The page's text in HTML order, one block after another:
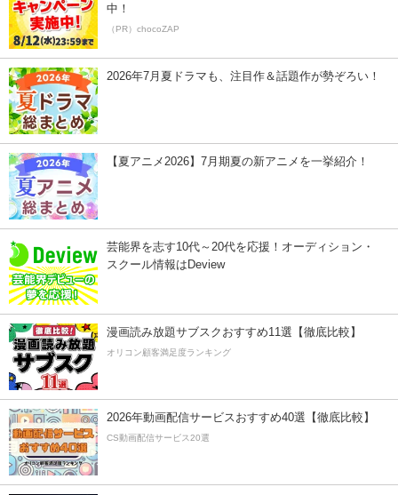
中！
（PR）chocoZAP
2026年7月夏ドラマも、注目作＆話題作が勢ぞろい！
【夏アニメ2026】7月期夏の新アニメを一挙紹介！
芸能界を志す10代～20代を応援！オーディション・
スクール情報はDeview
漫画読み放題サブスクおすすめ11選【徹底比較】
オリコン顧客満足度ランキング
2026年動画配信サービスおすすめ40選【徹底比較】
CS動画配信サービス20選